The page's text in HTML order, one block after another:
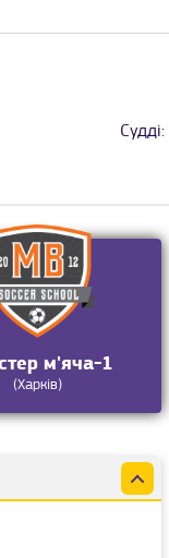
Судді:
м'яча-1
(Харків)